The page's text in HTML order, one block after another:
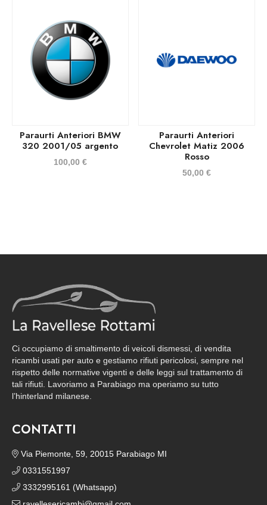
Paraurti Anteriori BMW
320 2001/05 argento
100,00 €
Paraurti Anteriori
Chevrolet Matiz 2006
Rosso
50,00€
Ci occupiamo di smaltimento di veicoli dismessi, di vendita
ricambi usati per auto e gestiamo rifiuti pericolosi, sempre nel
rispetto delle normative vigenti e delle leggi sul trattamento di
tali rifiuti. Lavoriamo a Parabiago ma operiamo su tutto
l’hinterland milanese.
CONTATTI
Via Piemonte, 59, 20015 Parabiago MI
0331551997
3332995161 (Whatsapp)